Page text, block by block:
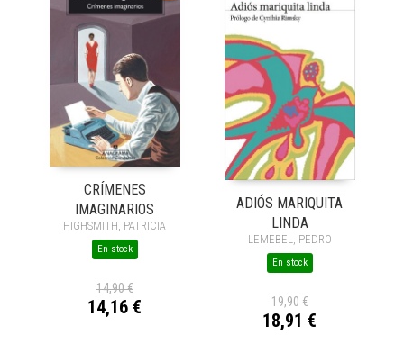
CRÍMENES
IMAGINARIOS
HIGHSMITH, PATRICIA
En stock
14,90 €
14,16 €
ADIÓS MARIQUITA
LINDA
LEMEBEL, PEDRO
En stock
19,90 €
18,91 €